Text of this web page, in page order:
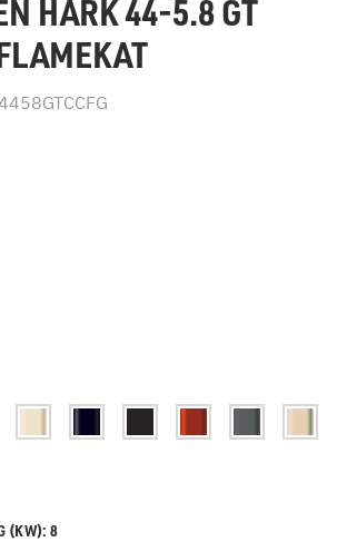
HARK 44-5.8 GT
(KW): 8